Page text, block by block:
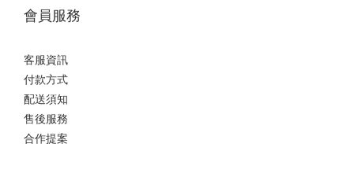
會員服務
客服資訊
付款方式
配送須知
售後服務
合作提案